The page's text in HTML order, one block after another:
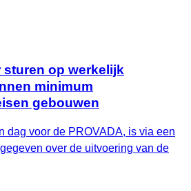
sturen op werkelijk
minimum
gebouwen
dag voor de PROVADA, is via een
over de uitvoering van de